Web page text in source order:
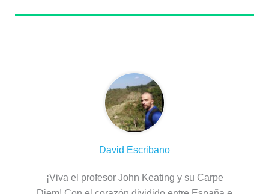
David Escribano
¡Viva el profesor John Keating y su Carpe